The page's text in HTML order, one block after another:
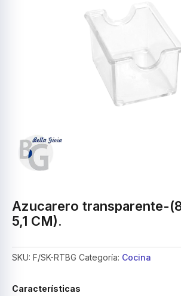
Azucarero transparente-
5,1 CM).
SKU: F/SK-RTBG Categoría: Cocina
Características